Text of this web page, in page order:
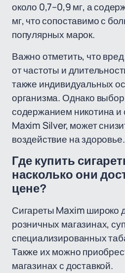
около 0,7–0,9 мг, а
мг, что сопоставимо с
популярных марок.
Важно отметить, что
от частоты и
также индивидуальных
организма. Однако
содержанием никотина
Maxim Silver, может
воздействие на здоровье.
Где купить
насколько они
цене?
Сигареты Maxim широко
розничных магазинах,
специализированных
Также их можно
магазинах с доставкой.